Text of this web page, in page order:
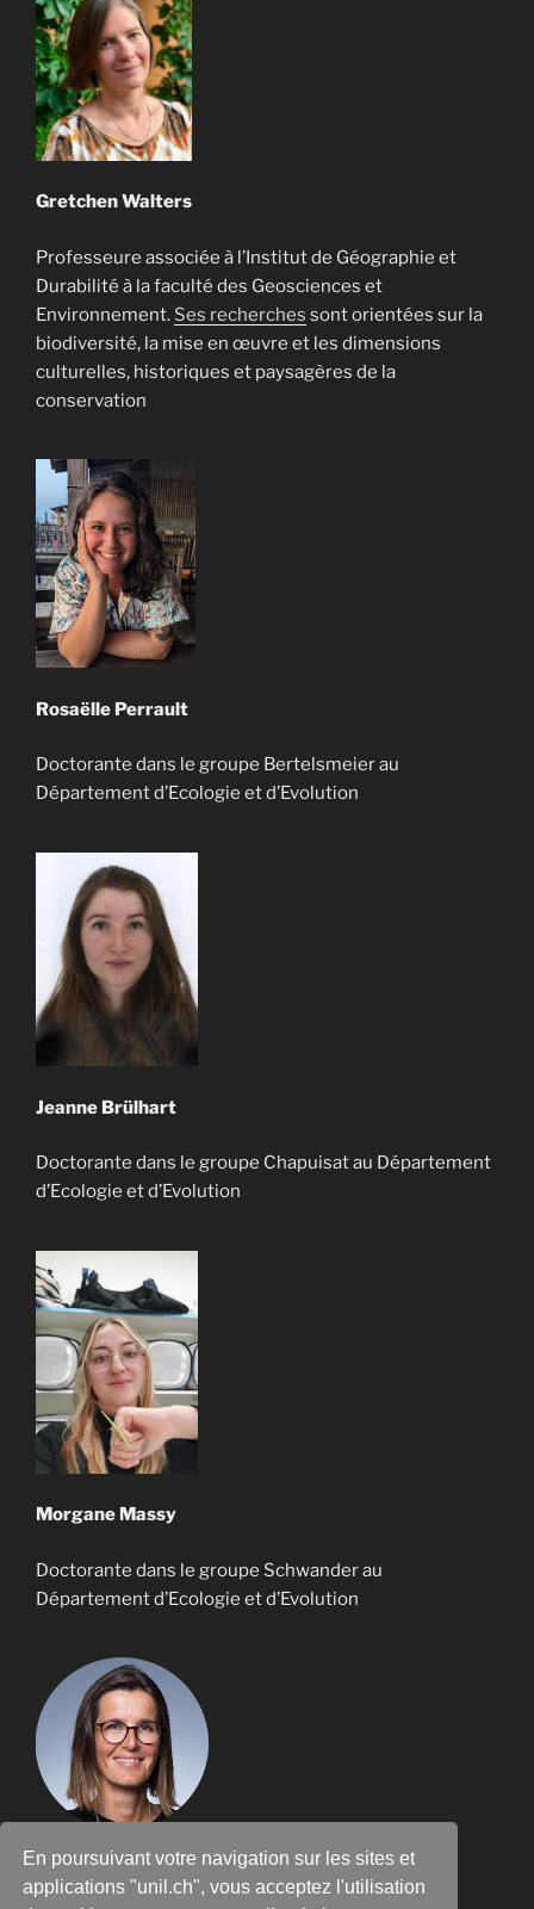
En poursuivant votre navigation sur les sites et
applications "unil.ch", vous acceptez l'utilisation
Gretchen Walters
Professeure associée à l’Institut de Géographie et
Durabilité à la faculté des Geosciences et
Environnement. Ses recherches sont orientées sur la
biodiversité, la mise en œuvre et les dimensions
culturelles, historiques et paysagères de la
conservation
Rosaëlle Perrault
Doctorante dans le groupe Bertelsmeier au
Département d’Ecologie et d’Evolution
Jeanne Brülhart
Doctorante dans le groupe Chapuisat au Département
d’Ecologie et d’Evolution
Morgane Massy
Doctorante dans le groupe Schwander au
Département d’Ecologie et d’Evolution
Laurence Flückiger